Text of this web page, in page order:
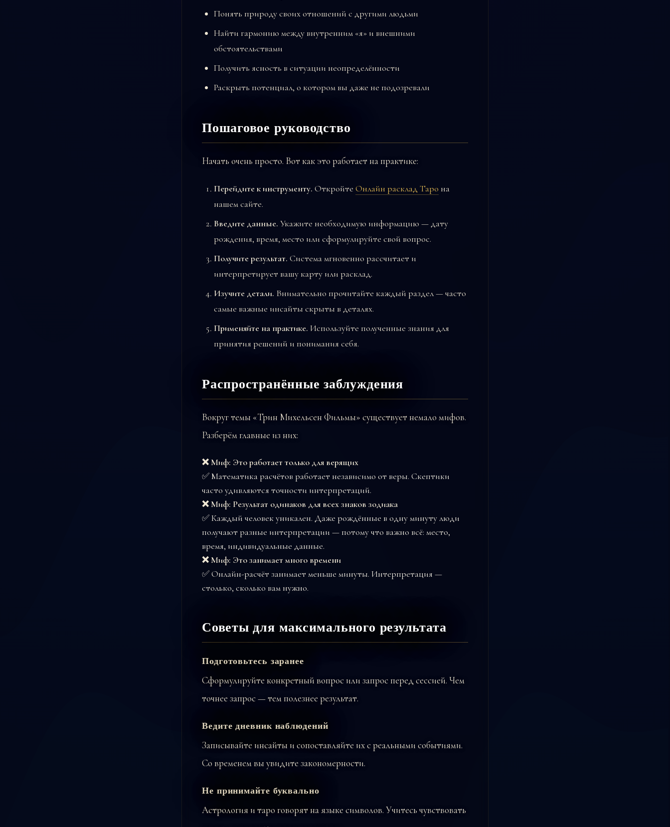
Понять природу своих отношений с другими людьми
Найти гармонию между внутренним «я» и внешними
обстоятельствами
Получить ясность в ситуации неопределённости
Раскрыть потенциал, о котором вы даже не подозревали
Пошаговое руководство
Начать очень просто. Вот как это работает на практике:
Перейдите к инструменту. Откройте Онлайн расклад Таро на
нашем сайте.
Введите данные. Укажите необходимую информацию — дату
рождения, время, место или сформулируйте свой вопрос.
Получите результат. Система мгновенно рассчитает и
интерпретирует вашу карту или расклад.
Изучите детали. Внимательно прочитайте каждый раздел — часто
самые важные инсайты скрыты в деталях.
Применяйте на практике. Используйте полученные знания для
принятия решений и понимания себя.
Распространённые заблуждения
Вокруг темы «Трин Михельсен Фильмы» существует немало мифов.
Разберём главные из них:
❌ Миф: Это работает только для верящих
✅ Математика расчётов работает независимо от веры. Скептики
часто удивляются точности интерпретаций.
❌ Миф: Результат одинаков для всех знаков зодиака
✅ Каждый человек уникален. Даже рождённые в одну минуту люди
получают разные интерпретации — потому что важно всё: место,
время, индивидуальные данные.
❌ Миф: Это занимает много времени
✅ Онлайн-расчёт занимает меньше минуты. Интерпретация —
столько, сколько вам нужно.
Советы для максимального результата
Подготовьтесь заранее
Сформулируйте конкретный вопрос или запрос перед сессией. Чем
точнее запрос — тем полезнее результат.
Ведите дневник наблюдений
Записывайте инсайты и сопоставляйте их с реальными событиями.
Со временем вы увидите закономерности.
Не принимайте буквально
Астрология и таро говорят на языке символов. Учитесь чувствовать